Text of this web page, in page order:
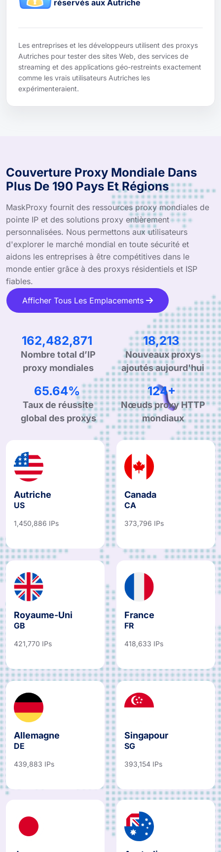
réservés aux Autriche
Les entreprises et les développeurs utilisent des proxys
Autriches pour tester des sites Web, des services de
streaming et des applications géo-restreints exactement
comme les vrais utilisateurs Autriches les
expérimenteraient.
Couverture Proxy Mondiale Dans
Plus De 190 Pays Et Régions
MaskProxy fournit des ressources proxy mondiales de
pointe IP et des solutions proxy entièrement
personnalisées. Nous permettons aux utilisateurs
d'explorer le marché mondial en toute sécurité et
aidons les entreprises à être compétitives dans le
monde entier grâce à des proxys résidentiels et ISP
fiables.
Afficher Tous Les Emplacements
245,548,381
Nombre total d’IP
proxy mondiales
27,716
Nouveaux proxys
ajoutés aujourd'hui
99.90%
Taux de réussite
global des proxys
190+
Nœuds proxy HTTP
mondiaux
Autriche
US
1,450,886 IPs
Canada
CA
373,796 IPs
Royaume-Uni
GB
421,770 IPs
France
FR
418,633 IPs
Allemagne
DE
439,883 IPs
Singapour
SG
393,154 IPs